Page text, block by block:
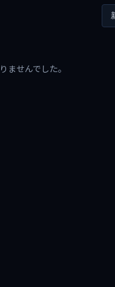
ませんでした。